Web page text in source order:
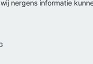
nergens informatie